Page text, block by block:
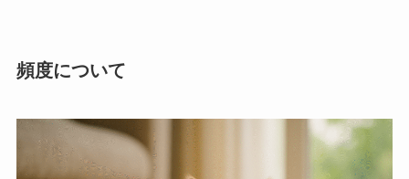
頻度について